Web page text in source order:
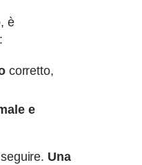
è
corretto,
e
Una